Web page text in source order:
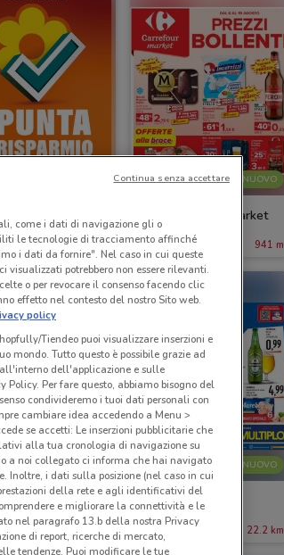
Spazio Conad
09 25.3 km
NUOVO
Carrefour Market
Scade il 19/08 941 m
-4 GIORNI
15.5 km
NUOVO
Emisfero
Scade il 26/08 22.2 km
come i dati di navigazione gli o
le tecnologie di tracciamento affinché
i dati da fornire". Nel caso in cui queste
visualizzati potrebbero non essere rilevanti.
o per revocare il consenso facendo clic
effetto nel contesto del nostro Sito web.
policy
Tiendeo puoi visualizzare inserzioni e
mondo. Tutto questo è possibile grazie ad
dell'applicazione e sulle
Per fare questo, abbiamo bisogno del
condivideremo i tuoi dati personali con
cambiare idea accedendo a Menu >
se accetti: Le inserzioni pubblicitarie che
alla tua cronologia di navigazione su
a noi collegato ci informa che hai navigato
Inoltre, i dati sulla posizione (nel caso in cui
della rete e agli identificativi del
e migliorare la connettività e le
nel paragrafo 13.b della nostra Privacy
di report, ricerche di mercato,
tendenze. Puoi modificare le tue
Continua senza accettare